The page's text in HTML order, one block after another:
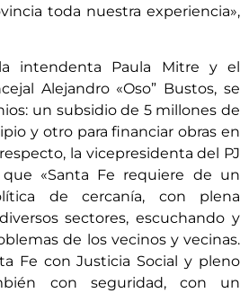
toda nuestra experiencia»,
intendenta Paula Mitre y el
Alejandro «Oso” Bustos, se
un subsidio de 5 millones de
y otro para financiar obras en
la vicepresidenta del PJ
que «Santa Fe requiere de un
de cercanía, con plena
sectores, escuchando y
de los vecinos y vecinas.
Fe con Justicia Social y pleno
con seguridad, con un